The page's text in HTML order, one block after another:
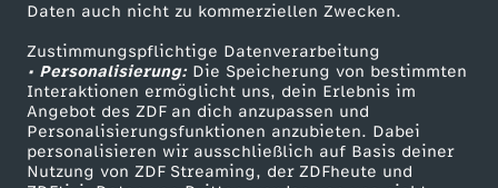
Daten auch nicht zu kommerziellen Zwecken.
Zustimmungspflichtige Datenverarbeitung
• Personalisierung:Die Speicherung von bestimmten
Interaktionen ermöglicht uns, dein Erlebnis im
Angebot des ZDF an dich anzupassen und
Personalisierungsfunktionen anzubieten. Dabei
personalisieren wir ausschließlich auf Basis deiner
Nutzung von ZDF Streaming, der ZDFheute und
e
i
n
e
t
e
n
ZDFtext
Livestreams
Sendungen A-Z
TV-Programm
Tickets
Zuschauerservice
Hilfe